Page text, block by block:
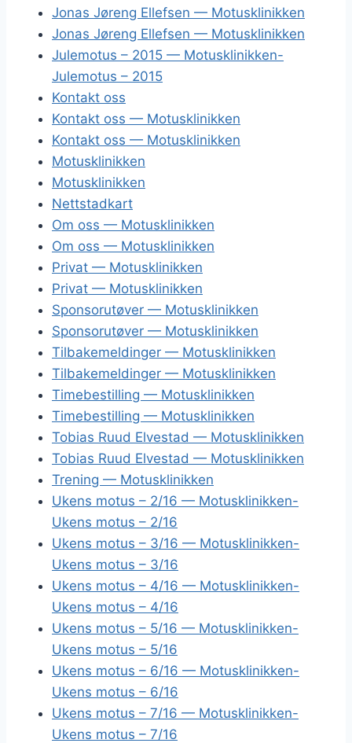
Jonas Jøreng Ellefsen — Motusklinikken
Jonas Jøreng Ellefsen — Motusklinikken
Julemotus – 2015 — Motusklinikken-
Julemotus – 2015
Kontakt oss
Kontakt oss — Motusklinikken
Kontakt oss — Motusklinikken
Motusklinikken
Motusklinikken
Nettstadkart
Om oss — Motusklinikken
Om oss — Motusklinikken
Privat — Motusklinikken
Privat — Motusklinikken
Sponsorutøver — Motusklinikken
Sponsorutøver — Motusklinikken
Tilbakemeldinger — Motusklinikken
Tilbakemeldinger — Motusklinikken
Timebestilling — Motusklinikken
Timebestilling — Motusklinikken
Tobias Ruud Elvestad — Motusklinikken
Tobias Ruud Elvestad — Motusklinikken
Trening — Motusklinikken
Ukens motus – 2/16 — Motusklinikken-
Ukens motus – 2/16
Ukens motus – 3/16 — Motusklinikken-
Ukens motus – 3/16
Ukens motus – 4/16 — Motusklinikken-
Ukens motus – 4/16
Ukens motus – 5/16 — Motusklinikken-
Ukens motus – 5/16
Ukens motus – 6/16 — Motusklinikken-
Ukens motus – 6/16
Ukens motus – 7/16 — Motusklinikken-
Ukens motus – 7/16